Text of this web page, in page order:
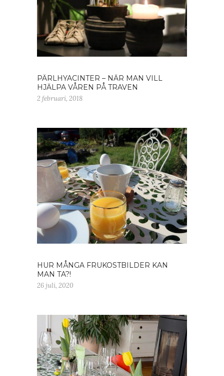
PÄRLHYACINTER – NÄR MAN VILL
HJÄLPA VÅREN PÅ TRAVEN
2 februari, 2018
HUR MÅNGA FRUKOSTBILDER KAN
MAN TA?!
26 juli, 2020